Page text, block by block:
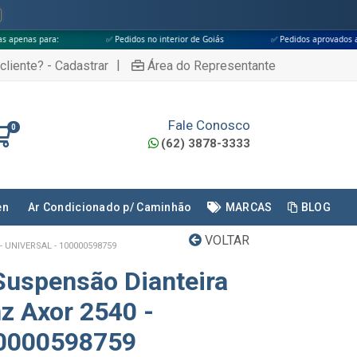
✅ Pedidos no interior de Goiás ✅ Pedidos aprovados até às 18h
- Cadastrar | Área do Representante
0 Fale Conosco
(62) 3878-3333
Ar Condicionado p/ Caminhão MARCAS BLOG
VOLTAR
UNIVERSAL - 100000598759
Dianteira
Axor 2540 -